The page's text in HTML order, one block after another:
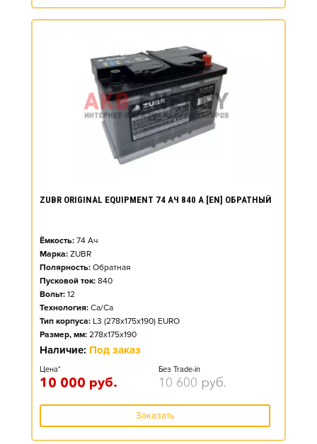
ZUBR ORIGINAL EQUIPMENT 74 АЧ 840 А [EN] ОБРАТНЫЙ
Ёмкость: 74 Ач
Марка: ZUBR
Полярность: Обратная
Пусковой ток: 840
Вольт: 12
Технология: Ca/Ca
Тип корпуса: L3 (278x175x190) EURO
Размер, мм: 278x175x190
Наличие: Под заказ
Цена*
10 000 руб.
Без Trade-in
10 600 руб.
Заказать